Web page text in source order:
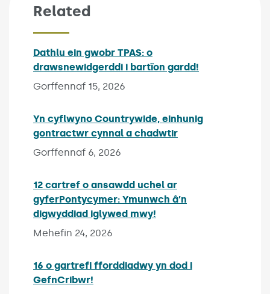
Related
Dathlu ein gwobr TPAS: o
drawsnewidgerddi i bartïon gardd!
Gorffennaf 15, 2026
Yn cyflwyno Countrywide, einhunig
gontractwr cynnal a chadwtir
Gorffennaf 6, 2026
12 cartref o ansawdd uchel ar
gyferPontycymer: Ymunwch â’n
digwyddiad iglywed mwy!
Mehefin 24, 2026
16 o gartrefi fforddiadwy yn dod i
GefnCribwr!